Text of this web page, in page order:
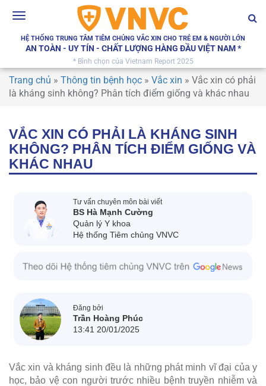
Toggle
HỆ THỐNG TRUNG TÂM TIÊM CHỦNG VẮC XIN CHO TRẺ EM & NGƯỜI LỚN
AN TOÀN - UY TÍN - CHẤT LƯỢNG HÀNG ĐẦU VIỆT NAM *
* Bình chọn của Vietnam Report 2025
Trang chủ » Thông tin bệnh học » Vắc xin » Vắc xin có phải
là kháng sinh không? Phân tích điểm giống và khác nhau
VẮC XIN CÓ PHẢI LÀ KHÁNG SINH
KHÔNG? PHÂN TÍCH ĐIỂM GIỐNG VÀ
KHÁC NHAU
Tư vấn chuyên môn bài viết
BS Hà Mạnh Cường
Quản lý Y khoa
Hệ thống Tiêm chủng VNVC
Đăng bởi
Trần Hoàng Phúc
13:41 20/01/2025
Vắc xin và kháng sinh đều là những phát minh vĩ đại của y
học, bảo vệ con người trước nhiều bệnh truyền nhiễm và